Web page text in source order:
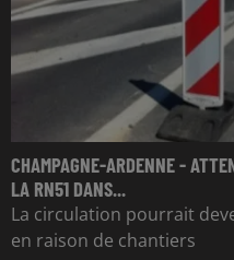
CHAMPAGNE-ARDENNE -
LA RN51 DANS...
La circulation pourrait
en raison de chantiers